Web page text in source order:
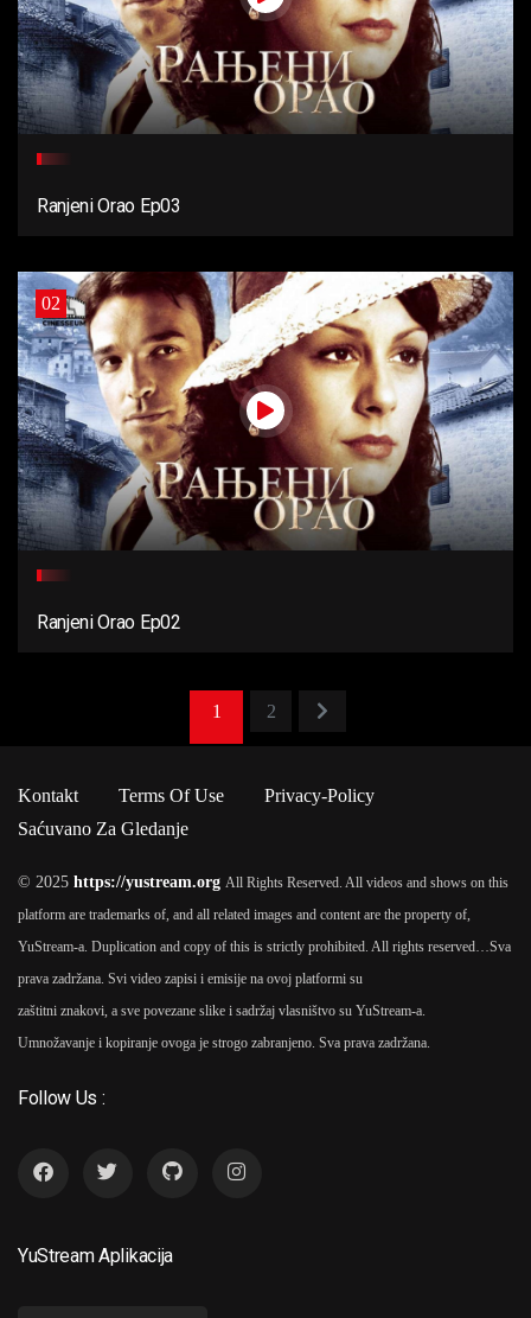
Ranjeni Orao Ep03
02
Ranjeni Orao Ep02
1 2
Kontakt Terms Of Use
Privacy-Policy
Saćuvano Za Gledanje
© 2025 https://yustream.org All Rights Reserved. All videos and shows on this
platform are trademarks of, and all related images and content are the property of,
YuStream-a. Duplication and copy of this is strictly prohibited. All rights reserved… Sva
prava zadržana. Svi video zapisi i emisije na ovoj platformi su
zaštitni znakovi, a sve povezane slike i sadržaj vlasništvo su YuStream-a.
Umnožavanje i kopiranje ovoga je strogo zabranjeno. Sva prava zadržana.
Follow Us :
YuStream Aplikacija